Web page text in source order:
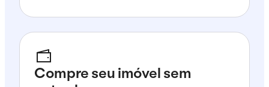
Compre seu imóvel sem